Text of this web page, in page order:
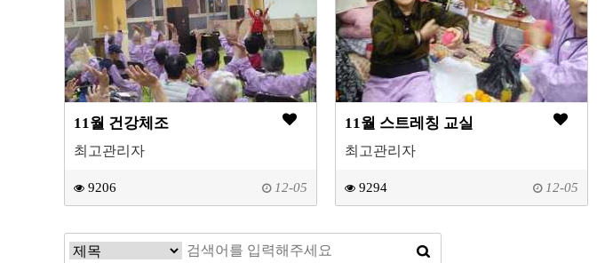
11월 건강체조
최고관리자
9206 12-05
11월 스트레칭 교실
최고관리자
9294 12-05